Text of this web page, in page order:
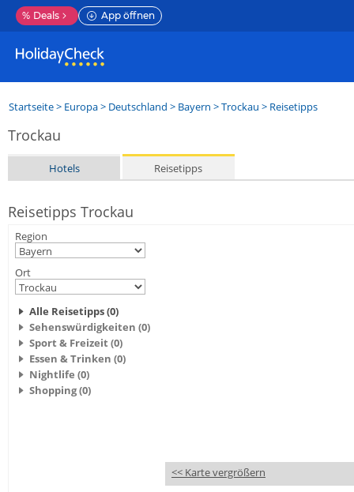
% Deals App öffnen
Startseite> Europa> Deutschland > Bayern >Trockau > Reisetipps
Trockau
Hotels Reisetipps
Reisetipps Trockau
Region
Ort
Alle Reisetipps (0)
Sehenswürdigkeiten (0)
Sport & Freizeit (0)
Essen & Trinken (0)
Nightlife (0)
Shopping (0)
<< Karte vergrößern